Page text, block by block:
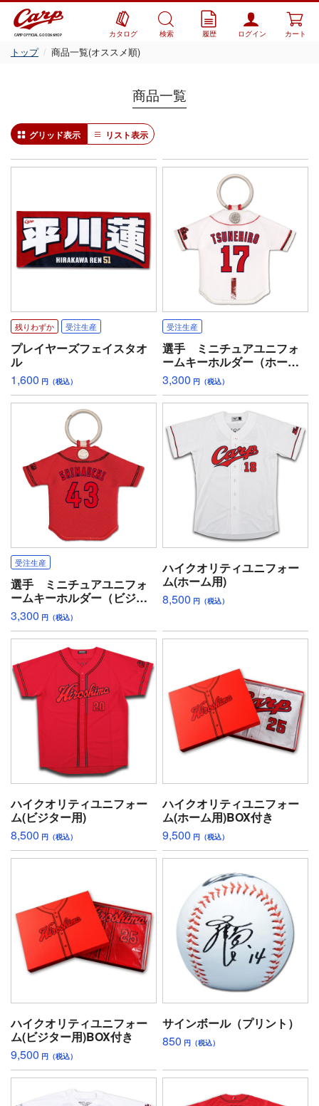
CARP OFFICIAL GOODS SHOP カタログ 検索 履歴 ログイン カート
トップ 商品一覧(オススメ順)
商品一覧
グリッド表示 リスト表示
残りわずか 受注生産
プレイヤーズフェイスタオ
ル
1,600 円（税込）
受注生産
選手 ミニチュアユニフォ
ームキーホルダー（ホー
ム）
3,300 円（税込）
受注生産
選手 ミニチュアユニフォ
ームキーホルダー（ビジタ
ー）
3,300 円（税込）
ハイクオリティユニフォー
ム(ホーム用)
8,500 円（税込）
ハイクオリティユニフォー
ム(ビジター用)
8,500 円（税込）
ハイクオリティユニフォー
ム(ホーム用)BOX付き
9,500 円（税込）
ハイクオリティユニフォー
ム(ビジター用)BOX付き
9,500 円（税込）
サインボール（プリント）
850 円（税込）